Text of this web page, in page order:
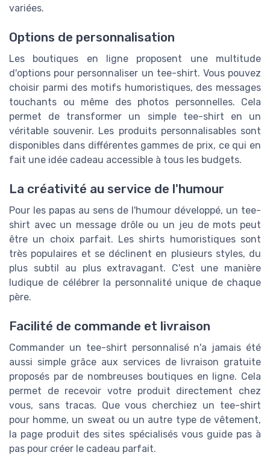
variées.
Options de personnalisation
Les boutiques en ligne proposent une multitude
d'options pour personnaliser un tee-shirt. Vous pouvez
choisir parmi des motifs humoristiques, des messages
touchants ou même des photos personnelles. Cela
permet de transformer un simple tee-shirt en un
véritable souvenir. Les produits personnalisables sont
disponibles dans différentes gammes de prix, ce qui en
fait une idée cadeau accessible à tous les budgets.
La créativité au service de l'humour
Pour les papas au sens de l'humour développé, un tee-
shirt avec un message drôle ou un jeu de mots peut
être un choix parfait. Les shirts humoristiques sont
très populaires et se déclinent en plusieurs styles, du
plus subtil au plus extravagant. C'est une manière
ludique de célébrer la personnalité unique de chaque
père.
Facilité de commande et livraison
Commander un tee-shirt personnalisé n'a jamais été
aussi simple grâce aux services de livraison gratuite
proposés par de nombreuses boutiques en ligne. Cela
permet de recevoir votre produit directement chez
vous, sans tracas. Que vous cherchiez un tee-shirt
pour homme, un sweat ou un autre type de vêtement,
la page produit des sites spécialisés vous guide pas à
pas pour créer le cadeau parfait.